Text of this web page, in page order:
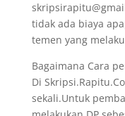
tidak ada biaya
temen yang
Bagaimana Cara
Di
sekali.Untuk